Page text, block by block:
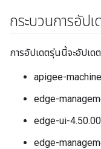
กระบวนการอัปเ
การอัปเดตรุ่นนี้จะอัปเ
apigee-
edge-
edge-ui-
edge-